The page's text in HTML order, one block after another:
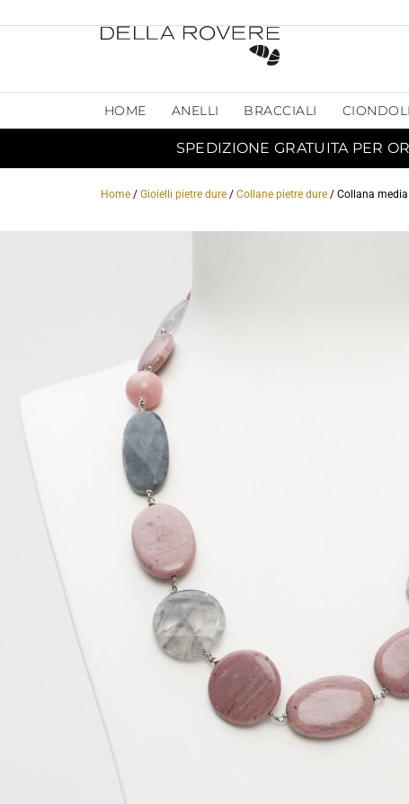
HOME ANELLI BRACCIALI CIONDOLI
SPEDIZIONE GRATUITA PER
Home / Gioielli pietre dure / Collane pietre dure / Collana media